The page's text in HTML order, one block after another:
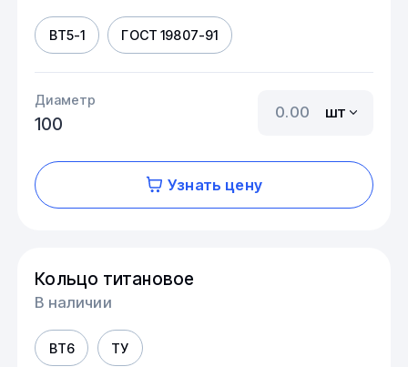
ВТ5-1 ГОСТ 19807-91
Диаметр
100
шт
Узнать цену
Кольцо титановое
В наличии
ВТ6 ТУ